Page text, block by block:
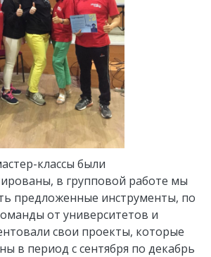
классы были
в групповой работе мы
предложенные инструменты, по
от университетов и
свои проекты, которые
в период с сентября по декабрь